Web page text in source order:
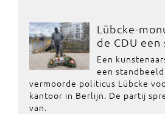
Lübcke-
de CDU
Een
een
vermoorde politicus Lübcke
kantoor in Berlijn. De partij
van.